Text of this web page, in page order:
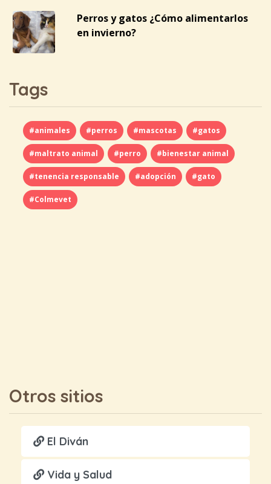
Perros y gatos ¿Cómo alimentarlos
en invierno?
Tags
#animales #perros #mascotas #gatos
#maltrato animal #perro #bienestar animal
#tenencia responsable #adopción #gato
#Colmevet
Otros sitios
El Diván
Vida y Salud